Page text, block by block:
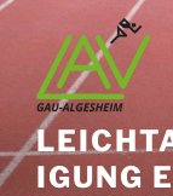
Zum
springen
IGUNG